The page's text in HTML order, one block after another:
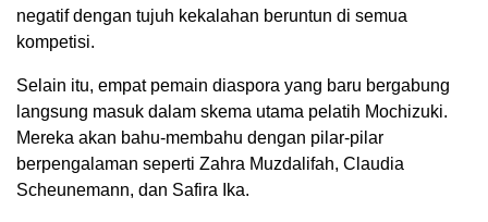
negatif dengan tujuh kekalahan beruntun di semua
kompetisi.
Selain itu, empat pemain diaspora yang baru bergabung
langsung masuk dalam skema utama pelatih Mochizuki.
Mereka akan bahu-membahu dengan pilar-pilar
berpengalaman seperti Zahra Muzdalifah, Claudia
Scheunemann, dan Safira Ika.